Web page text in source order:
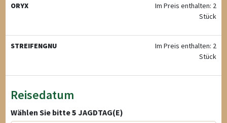
ORYX
Im Preis enthalten: 2
Stück
STREIFENGNU
Im Preis enthalten: 2
Stück
Reisedatum
Wählen Sie bitte5 JAGDTAG(E)